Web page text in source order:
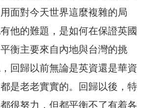
面對今天世界這麼複雜的局
他的難題，是如何在保證英國
衡主要來自內地與台灣的挑
回歸以前無論是英資還是華資
是老老實實的。回歸以後，特
很努力，但都平衡不了有着各